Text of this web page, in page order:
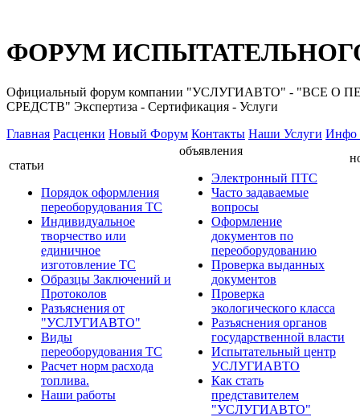
ФОРУМ
Официальный форум компании "УСЛУГИАВТО" -
СРЕДСТВ" Экспертиза - Сертификация - Услуги
Главная Расценки Новый Форум Контакты Наши Услуги Инфо
статьи
Порядок оформления
переоборудования ТС
Индивидуальное
творчество или
единичное
изготовление ТС
Образцы Заключений и
Протоколов
Разъяснения от
"УСЛУГИАВТО"
Виды
переоборудования ТС
Расчет норм расхода
топлива.
Наши работы
объявления
Электронный ПТС
Часто задаваемые
вопросы
Оформление
документов по
переоборудованию
Проверка выданных
документов
Проверка
экологического класса
Разъяснения органов
государственной власти
Испытательный центр
УСЛУГИАВТО
Как стать
представителем
"УСЛУГИАВТО"